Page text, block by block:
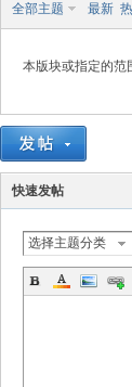
全部主题 最新
本版块或指定的范
快速发帖
选择主题分类